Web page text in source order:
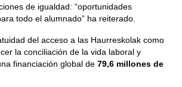
de igualdad: “oportunidades
todo el alumnado” ha reiterado.
del acceso a las Haurreskolak como
la conciliación de la vida laboral y
financiación global de 79,6 millones de